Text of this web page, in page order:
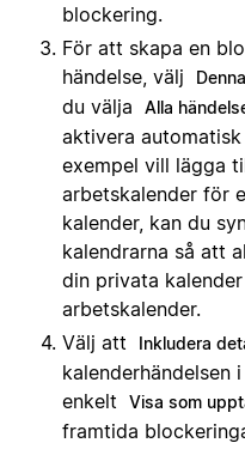
blockering.
För att skapa en
händelse, välj
du välja
Alla
aktivera
exempel vill lägga
arbetskalender för
kalender, kan du
kalendrarna så att
din privata
arbetskalender.
Välj att
Inkludera
kalenderhändelsen
enkelt
Visa som
framtida